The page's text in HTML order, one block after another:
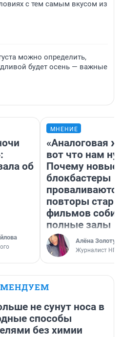
с тем самым вкусом из
можно определить,
будет осень — важные
об
МНЕНИЕ
«Аналоговая
вот что нам
Почему новые
блокбастеры
повторы
фильмов
полные залы
Алёна
Журналист НГС
не сунут носа в
способы
без химии